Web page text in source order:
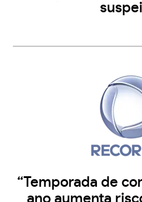
“Temporada de
ano aumenta